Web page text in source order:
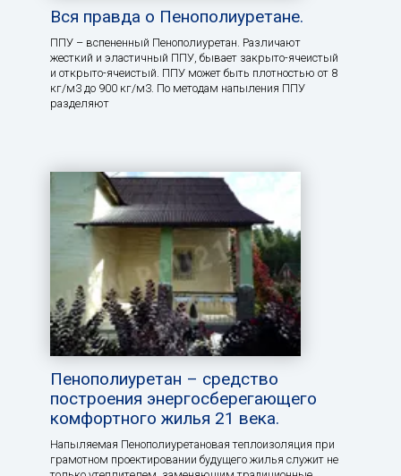
Вся правда о Пенополиуретане.
ППУ – вспененный Пенополиуретан. Различают
жесткий и эластичный ППУ, бывает закрыто-ячеистый
и открыто-ячеистый. ППУ может быть плотностью от 8
кг/м3 до 900 кг/м3. По методам напыления ППУ
разделяют
Пенополиуретан – средство
построения энергосберегающего
комфортного жилья 21 века.
Напыляемая Пенополиуретановая теплоизоляция при
грамотном проектировании будущего жилья служит не